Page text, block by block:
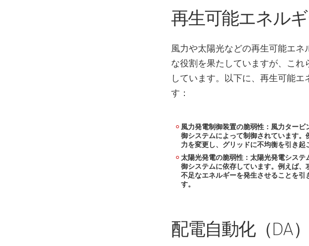
再生可能エネル
風力や太陽光などの再生可能エ
な役割を果たしていますが、こ
しています。以下に、再生可能
す：
風力発電制御装置の脆弱性：風力ター
御システムによって制御されています
力を変更し、グリッドに不均衡を引き起
太陽光発電の脆弱性：太陽光発電シス
御システムに依存しています。例えば
不足なエネルギーを発生させることを
す。
配電自動化（DA